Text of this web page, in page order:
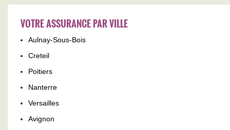
VOTRE ASSURANCE PAR VILLE
Aulnay-Sous-Bois
Creteil
Poitiers
Nanterre
Versailles
Avignon